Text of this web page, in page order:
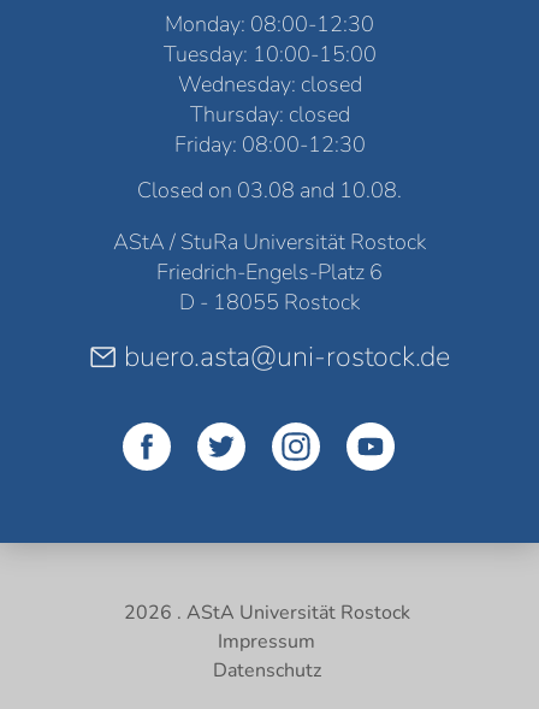
Monday: 08:00-12:30
Tuesday: 10:00-15:00
Wednesday: closed
Thursday: closed
Friday: 08:00-12:30
Closed on 03.08 and 10.08.
AStA / StuRa Universität Rostock
Friedrich-Engels-Platz 6
D - 18055 Rostock
buero.asta@uni-rostock.de
2026 . AStA Universität Rostock
Impressum
Datenschutz